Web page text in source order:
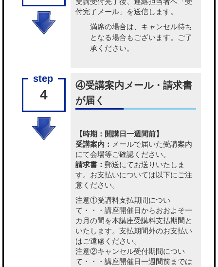
付完了メール」を送信します。
満席の場合は、キャンセル待ち
となる場合もございます。ご了
承ください。
4
④受講案内メール・請求書
が届く
【時期：開講日一週間前】
受講案内： メールで届いた受講案内
にて会場等ご確認ください。
請求書： 郵送にてお送りいたしま
す。お支払いについては以下にご注
意ください。
注意①受講料支払期間につい
て・・・講座開催日からおおよそ一
カ月の間を本講座受講料支払期間と
いたします。支払期間外のお支払い
はご遠慮ください。
注意②キャンセル受付期間につい
て・・・講座開催日一週間前までは